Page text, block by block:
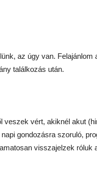
az úgy van. Felajánlom
találkozás után.
vért, akiknél akut
gondozásra szoruló,
visszajelzek róluk